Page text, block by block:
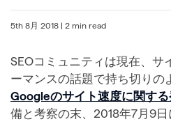
5th 8月 2018 | 2 min read
SEOコミュニティは現在、サ
ーマンスの話題で持ち切りの
Googleのサイト速度に関す
備と考察の末、2018年7月9